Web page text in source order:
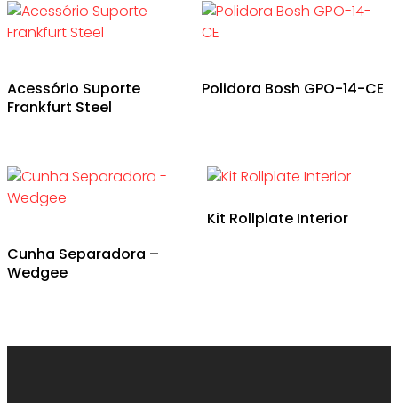
Acessório Suporte
Frankfurt Steel
Polidora Bosh GPO-14-CE
Cunha Separadora –
Wedgee
Kit Rollplate Interior